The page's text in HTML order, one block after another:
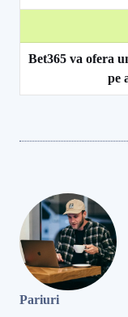
Bet365 va ofera
pe
Pariuri